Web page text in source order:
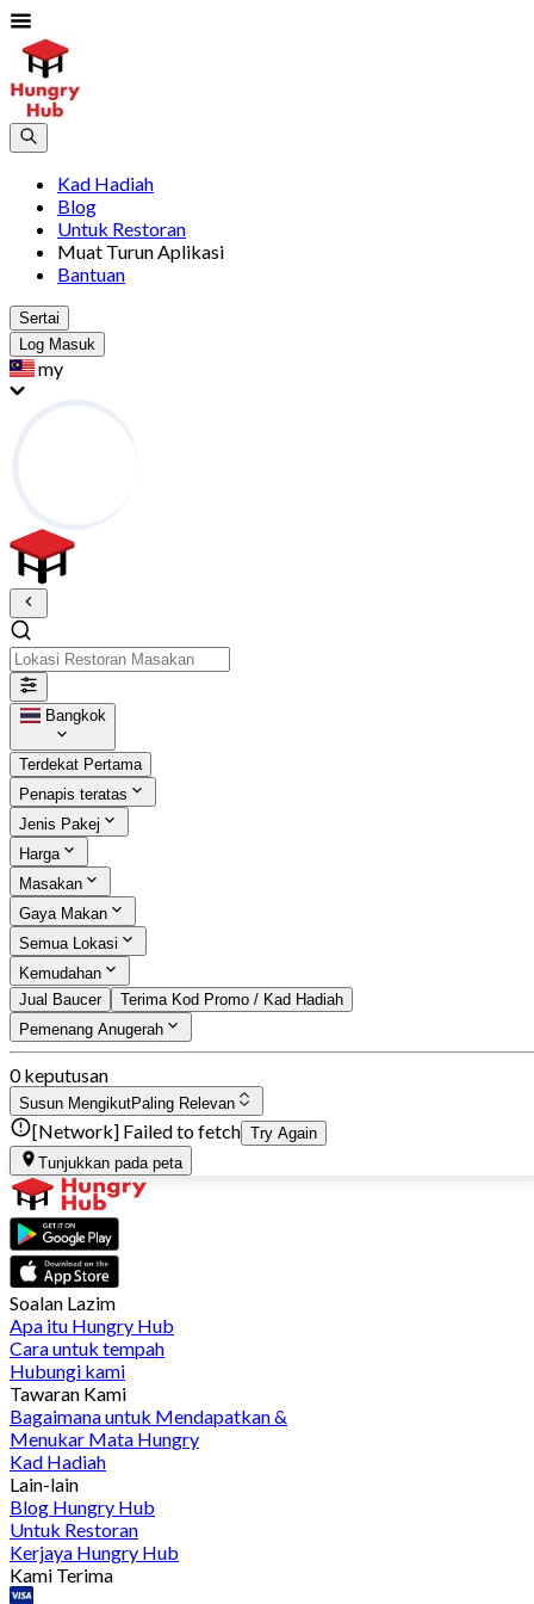
Kad Hadiah
Blog
Untuk Restoran
Muat Turun Aplikasi
Bantuan
Sertai
Log Masuk
my
Bangkok
Terdekat Pertama
Penapis teratas
Jenis Pakej
Harga
Masakan
Gaya Makan
Semua Lokasi
Kemudahan
Jual Baucer
Terima Kod Promo / Kad Hadiah
Pemenang Anugerah
0 keputusan
Susun MengikutPaling Relevan
[Network] Failed to fetch Try Again
Tunjukkan pada peta
Soalan Lazim
Apa itu Hungry Hub
Cara untuk tempah
Hubungi kami
Tawaran Kami
Bagaimana untuk Mendapatkan &
Menukar Mata Hungry
Kad Hadiah
Lain-lain
Blog Hungry Hub
Untuk Restoran
Kerjaya Hungry Hub
Kami Terima